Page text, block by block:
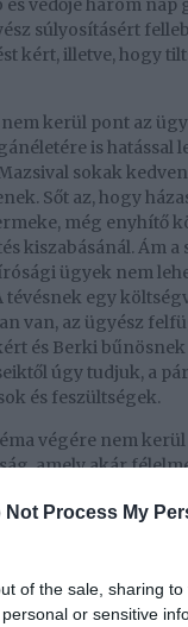
Not Process My
of the sale, sharing
or sensitive
és védője három
súlyosításért
kért, illetve, hogy
kerül pont az
is hatással
sokak
Sőt az, hogy
még enyhítő
kiszabásánál. Ám a
ügyek nem
tévésnek egy
van, az ügyész
és Berki
úgy tudjuk, a
és feszültségek.
végére nem
amely akár
– kezdte
Nemcsak az adott
hanem a
futhat, ráadásul
frusztrációt sikerül-e